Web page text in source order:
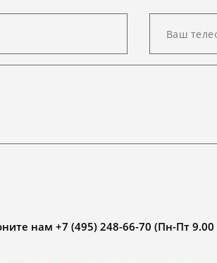
нам +7 (495) 248-66-70 (Пн-Пт 9.00